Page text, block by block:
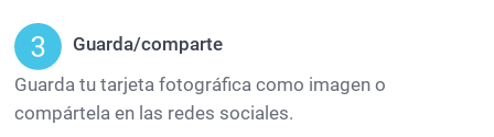
Guarda/comparte
Guarda tu tarjeta fotográfica como imagen o
compártela en las redes sociales.